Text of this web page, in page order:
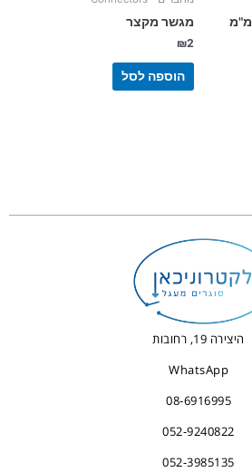
מחבר נקבה SH רווח 1.0 מ"מ
מגשר מקצר
₪2
הוספה לסל
היצירה 19, רחובות
WhatsApp
08-6916995
052-9240822
052-3985135